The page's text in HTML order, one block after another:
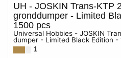
UH - JOSKIN Trans-KTP
gronddumper - Limited
1500 pcs
Universal Hobbies - JOSKIN
dumper - Limited Black Edition -
1